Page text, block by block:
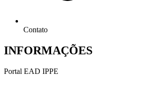
Contato
INFORMAÇÕES
Portal EAD IPPE